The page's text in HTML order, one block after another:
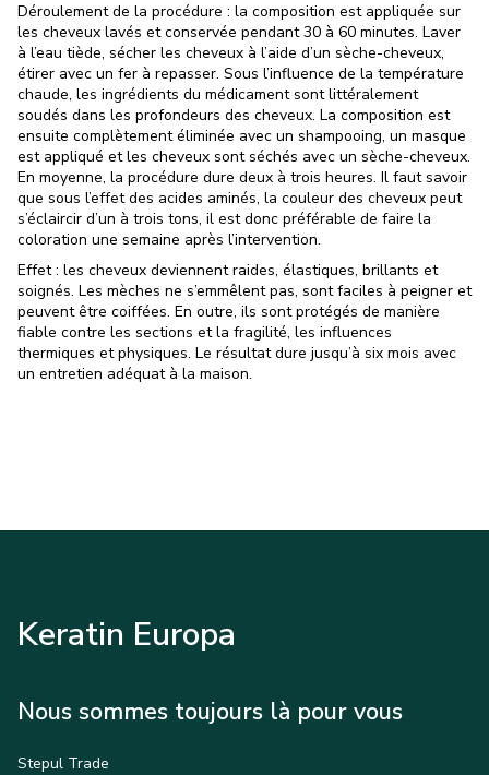
Déroulement de la procédure : la composition est appliquée sur
les cheveux lavés et conservée pendant 30 à 60 minutes. Laver
à l’eau tiède, sécher les cheveux à l’aide d’un sèche-cheveux,
étirer avec un fer à repasser. Sous l’influence de la température
chaude, les ingrédients du médicament sont littéralement
soudés dans les profondeurs des cheveux. La composition est
ensuite complètement éliminée avec un shampooing, un masque
est appliqué et les cheveux sont séchés avec un sèche-cheveux.
En moyenne, la procédure dure deux à trois heures. Il faut savoir
que sous l’effet des acides aminés, la couleur des cheveux peut
s’éclaircir d’un à trois tons, il est donc préférable de faire la
coloration une semaine après l’intervention.
Effet : les cheveux deviennent raides, élastiques, brillants et
soignés. Les mèches ne s’emmêlent pas, sont faciles à peigner et
peuvent être coiffées. En outre, ils sont protégés de manière
fiable contre les sections et la fragilité, les influences
thermiques et physiques. Le résultat dure jusqu’à six mois avec
un entretien adéquat à la maison.
Keratin Europa
Nous sommes toujours là pour vous
Stepul Trade